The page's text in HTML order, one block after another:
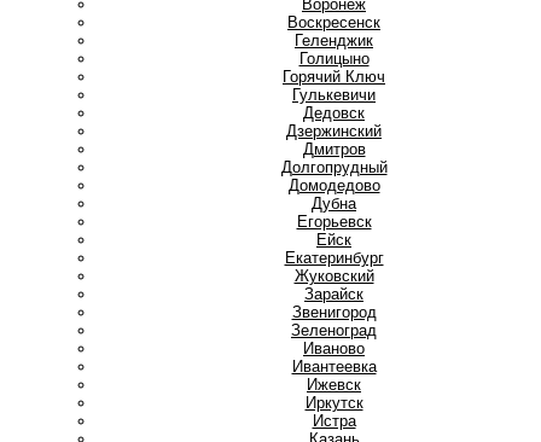
Воронеж
Воскресенск
Геленджик
Голицыно
Горячий Ключ
Гулькевичи
Дедовск
Дзержинский
Дмитров
Долгопрудный
Домодедово
Дубна
Егорьевск
Ейск
Екатеринбург
Жуковский
Зарайск
Звенигород
Зеленоград
Иваново
Ивантеевка
Ижевск
Иркутск
Истра